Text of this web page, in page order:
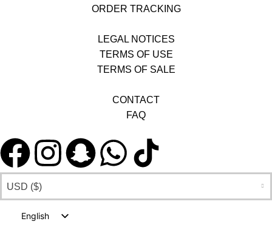
ORDER TRACKING
LEGAL NOTICES
TERMS OF USE
TERMS OF SALE
CONTACT
FAQ
USD ($)
English